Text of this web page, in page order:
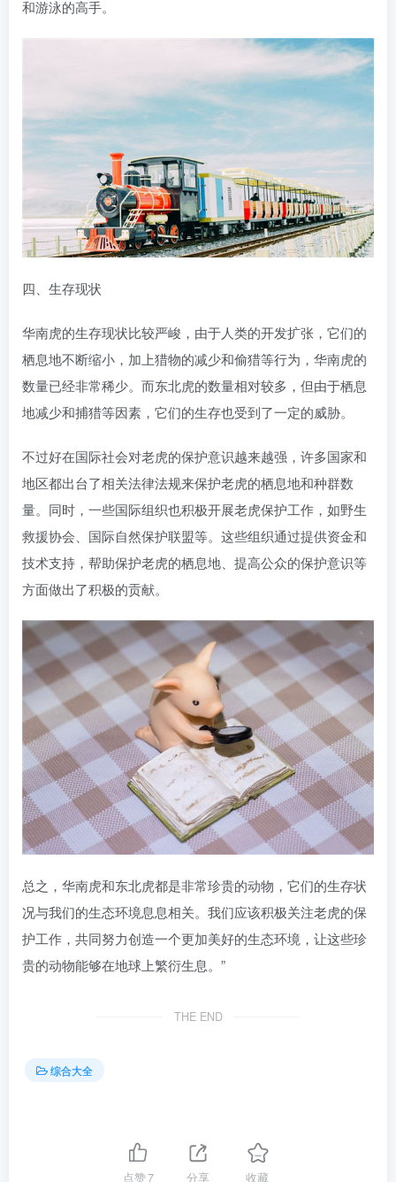
和游泳的高手。
四、生存现状
华南虎的生存现状比较严峻，由于人类的开发扩张，它们的
栖息地不断缩小，加上猎物的减少和偷猎等行为，华南虎的
数量已经非常稀少。而东北虎的数量相对较多，但由于栖息
地减少和捕猎等因素，它们的生存也受到了一定的威胁。
不过好在国际社会对老虎的保护意识越来越强，许多国家和
地区都出台了相关法律法规来保护老虎的栖息地和种群数
量。同时，一些国际组织也积极开展老虎保护工作，如野生
救援协会、国际自然保护联盟等。这些组织通过提供资金和
技术支持，帮助保护老虎的栖息地、提高公众的保护意识等
方面做出了积极的贡献。
总之，华南虎和东北虎都是非常珍贵的动物，它们的生存状
况与我们的生态环境息息相关。我们应该积极关注老虎的保
护工作，共同努力创造一个更加美好的生态环境，让这些珍
贵的动物能够在地球上繁衍生息。”
THE END
综合大全
点赞7 分享 收藏